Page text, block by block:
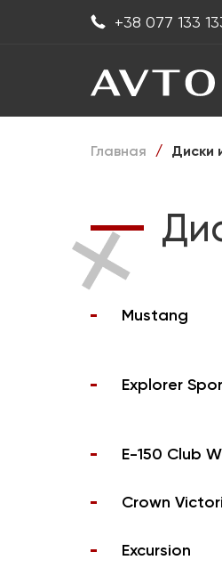
+38 077 133
Главная / Диски
Mustang
Explorer
E-150 Club
Crown
Excursion